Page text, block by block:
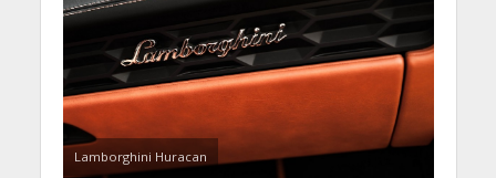
Lamborghini Huracan